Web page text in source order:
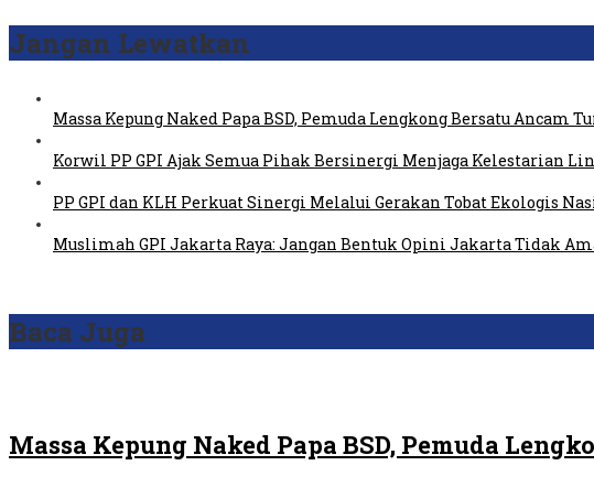
Jangan Lewatkan
Massa Kepung Naked Papa BSD, Pemuda Lengkong Bersatu Ancam
Korwil PP GPI Ajak Semua Pihak Bersinergi Menjaga Kelestarian
PP GPI dan KLH Perkuat Sinergi Melalui Gerakan Tobat Ekologis
Muslimah GPI Jakarta Raya: Jangan Bentuk Opini Jakarta Tidak
Baca Juga
Massa Kepung Naked Papa BSD, Pemuda